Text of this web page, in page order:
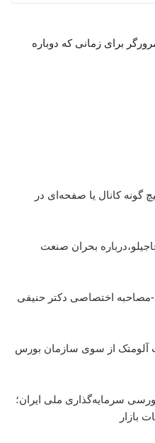
برای زمانی که دوباره
گونه کانال یا صفحه‌ای در
بحران صنعت
مصاحبه اختصاصی دکتر حنیفی
از سوی سازمان بورس
سرمایه‌گذاری ملی ایران؛
بازار